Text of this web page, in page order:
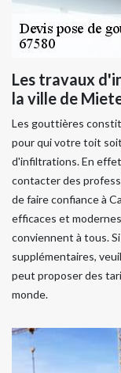
Les travaux
la ville de
Les gouttières
pour qui votre toit
d'infiltrations. En
contacter des
de faire confiance à
efficaces et
conviennent à tous.
supplémentaires,
peut proposer des
monde.